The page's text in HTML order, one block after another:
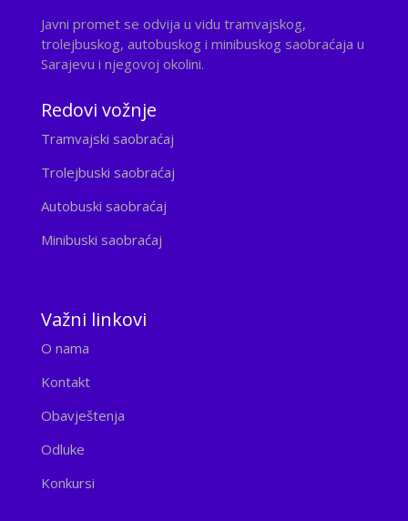
Javni promet se odvija u vidu tramvajskog,
trolejbuskog, autobuskog i minibuskog saobraćaja u
Sarajevu i njegovoj okolini.
Redovi vožnje
Tramvajski saobraćaj
Trolejbuski saobraćaj
Autobuski saobraćaj
Minibuski saobraćaj
Važni linkovi
O nama
Kontakt
Obavještenja
Odluke
Konkursi